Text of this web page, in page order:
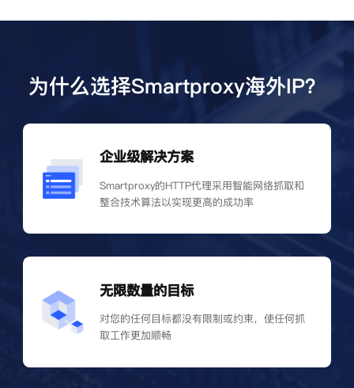
为什么选择Smartproxy海外IP？
企业级解决方案
Smartproxy的HTTP代理采用智能网络抓取和
整合技术算法以实现更高的成功率
无限数量的目标
对您的任何目标都没有限制或约束，使任何抓
取工作更加顺畅